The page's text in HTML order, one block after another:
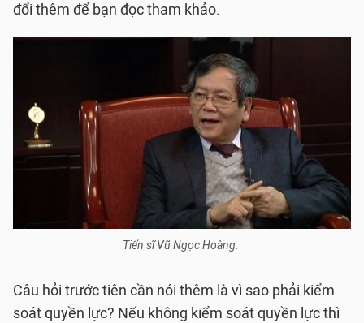
đổi thêm để bạn đọc tham khảo.
Tiến sĩ Vũ Ngọc Hoàng.
Câu hỏi trước tiên cần nói thêm là vì sao phải kiểm
soát quyền lực? Nếu không kiểm soát quyền lực thì